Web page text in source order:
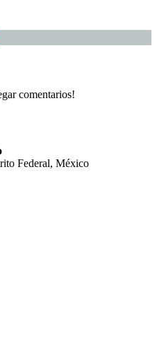
comentarios!
Federal, México